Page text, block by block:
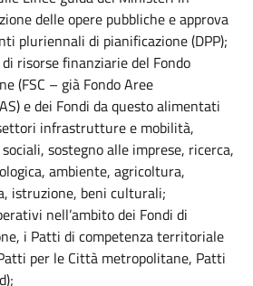
delle opere pubbliche e approva
pluriennali di pianificazione (DPP);
risorse finanziarie del Fondo
(FSC – già Fondo Aree
e dei Fondi da questo alimentati
infrastrutture e mobilità,
sostegno alle imprese, ricerca,
ambiente, agricoltura,
istruzione, beni culturali;
nell’ambito dei Fondi di
i Patti di competenza territoriale
per le Città metropolitane, Patti